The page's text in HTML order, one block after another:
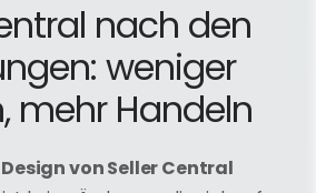
nach den
weniger
mehr Handeln
von Seller Central